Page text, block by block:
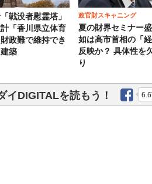
戦没者慰霊塔」
「香川県立体育
政難で維持でき
築
政官財スキャニング
夏の財界セミナー
如は高市首相の「
反映か？ 具体性を
り
イDIGITALを読もう！